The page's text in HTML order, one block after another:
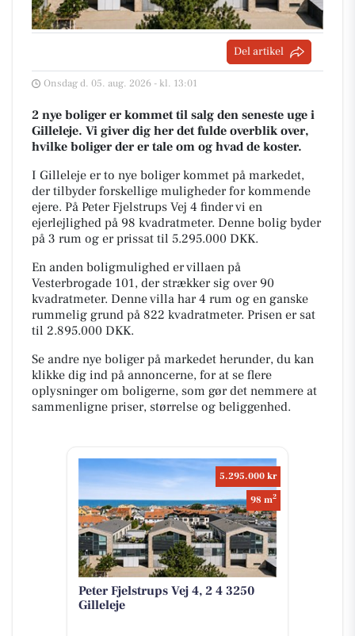
Del artikel
Onsdag d. 05. aug. 2026 - kl. 13:01
2 nye boliger er kommet til salg den seneste uge i
Gilleleje. Vi giver dig her det fulde overblik over,
hvilke boliger der er tale om og hvad de koster.
I Gilleleje er to nye boliger kommet på markedet,
der tilbyder forskellige muligheder for kommende
ejere. På Peter Fjelstrups Vej 4 finder vi en
ejerlejlighed på 98 kvadratmeter. Denne bolig byder
på 3 rum og er prissat til 5.295.000 DKK.
En anden boligmulighed er villaen på
Vesterbrogade 101, der strækker sig over 90
kvadratmeter. Denne villa har 4 rum og en ganske
rummelig grund på 822 kvadratmeter. Prisen er sat
til 2.895.000 DKK.
Se andre nye boliger på markedet herunder, du kan
klikke dig ind på annoncerne, for at se flere
oplysninger om boligerne, som gør det nemmere at
sammenligne priser, størrelse og beliggenhed.
5.295.000 kr
98 m2
Peter Fjelstrups Vej 4, 2 4 3250
Gilleleje